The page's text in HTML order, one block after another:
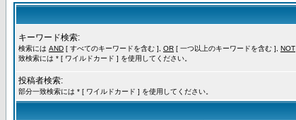
キーワード検索:
検索には AND [ すべてのキーワードを含む ], OR [ 一つ以上のキーワードを含む ], NOT
致検索には * [ ワイルドカード ] を使用してください。
投稿者検索:
部分一致検索には * [ ワイルドカード ] を使用してください。